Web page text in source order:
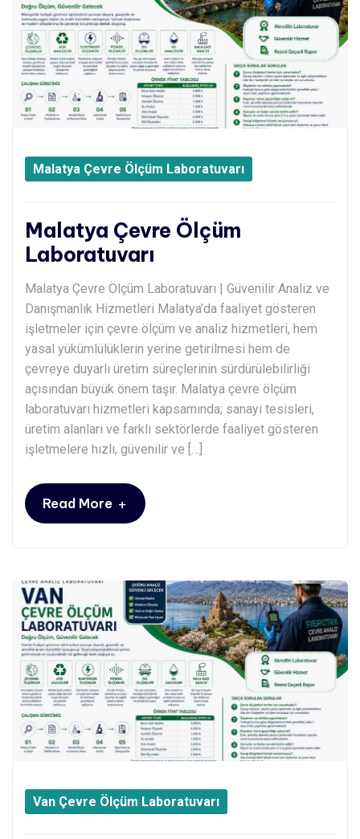
Malatya Çevre Ölçüm Laboratuvarı
Malatya Çevre Ölçüm
Laboratuvarı
Malatya Çevre Ölçüm Laboratuvarı | Güvenilir Analiz ve
Danışmanlık Hizmetleri Malatya’da faaliyet gösteren
işletmeler için çevre ölçüm ve analiz hizmetleri, hem
yasal yükümlülüklerin yerine getirilmesi hem de
çevreye duyarlı üretim süreçlerinin sürdürülebilirliği
açısından büyük önem taşır. Malatya çevre ölçüm
laboratuvarı hizmetleri kapsamında; sanayi tesisleri,
üretim alanları ve farklı sektörlerde faaliyet gösteren
işletmelere hızlı, güvenilir ve […]
Read More +
Van Çevre Ölçüm Laboratuvarı